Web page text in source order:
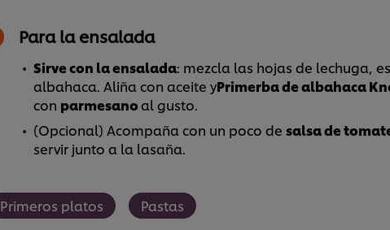
Para la ensalada
Sirve con la ensalada: mezcla las hojas de lechuga,
albahaca. Aliña con aceite yPrimerba de albahaca
con parmesanoal gusto.
(Opcional) Acompaña con un poco de salsa de
servir junto a la lasaña.
Primeros platos Pastas